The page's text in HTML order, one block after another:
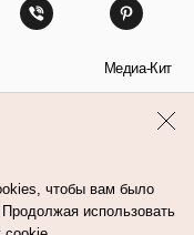
Медиа-Кит
чтобы вам было
использовать